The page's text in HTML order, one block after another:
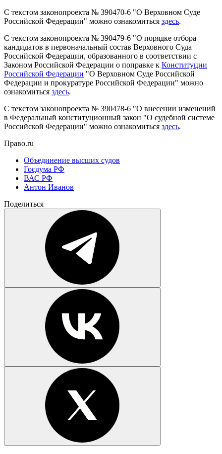
С текстом законопроекта № 390470-6 "О Верховном Суде
Российской Федерации" можно ознакомиться здесь.
С текстом законопроекта № 390479-6 "О порядке отбора
кандидатов в первоначальный состав Верховного Суда
Российской Федерации, образованного в соответствии с
Законом Российской Федерации о поправке к Конституции
Российской Федерации "О Верховном Суде Российской
Федерации и прокуратуре Российской Федерации" можно
ознакомиться здесь.
С текстом законопроекта № 390478-6 "О внесении изменений
в Федеральный конституционный закон "О судебной системе
Российской Федерации" можно ознакомиться здесь.
Право.ru
Объединение высших судов
Госдума РФ
ВАС РФ
Антон Иванов
Поделиться